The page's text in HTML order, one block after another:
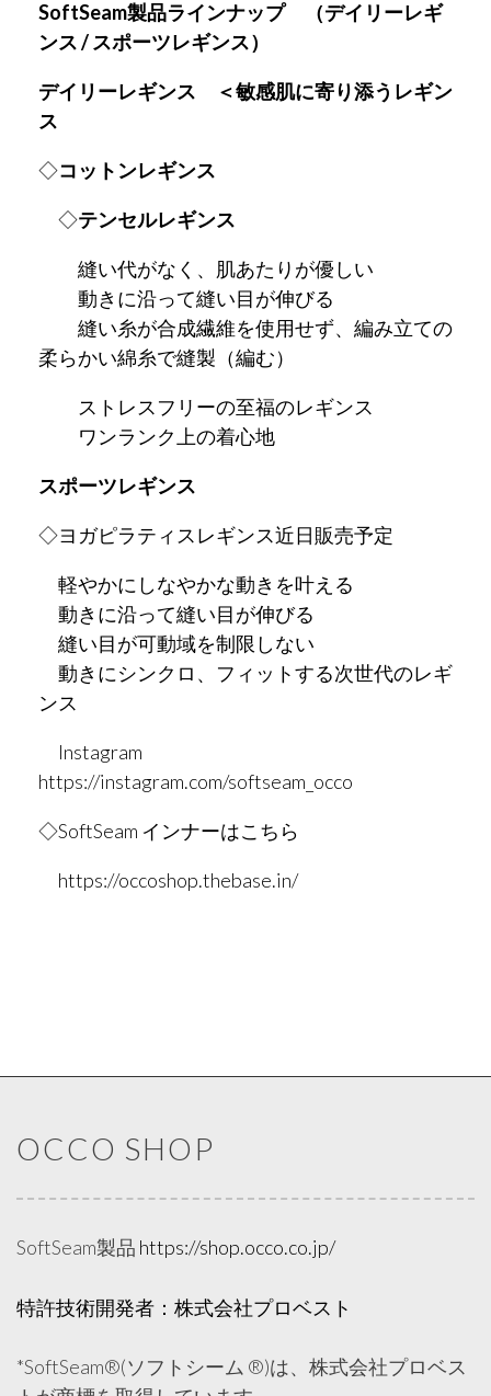
SoftSeam製品ラインナップ （デイリーレギ
ンス / スポーツレギンス）
デイリーレギンス ＜敏感肌に寄り添うレギン
ス
◇コットンレギンス
◇テンセルレギンス
縫い代がなく、肌あたりが優しい
動きに沿って縫い目が伸びる
縫い糸が合成繊維を使用せず、編み立ての
柔らかい綿糸で縫製（編む）
ストレスフリーの至福のレギンス
ワンランク上の着心地
スポーツレギンス
◇ヨガピラティスレギンス近日販売予定
軽やかにしなやかな動きを叶える
動きに沿って縫い目が伸びる
縫い目が可動域を制限しない
動きにシンクロ、フィットする次世代のレギ
ンス
Instagram
https://instagram.com/softseam_occo
◇SoftSeam インナーはこちら
https://occoshop.thebase.in/
OCCO SHOP
SoftSeam製品 https://shop.occo.co.jp/
特許技術開発者：株式会社プロベスト
*SoftSeam®(ソフトシーム ®)は、株式会社プロベス